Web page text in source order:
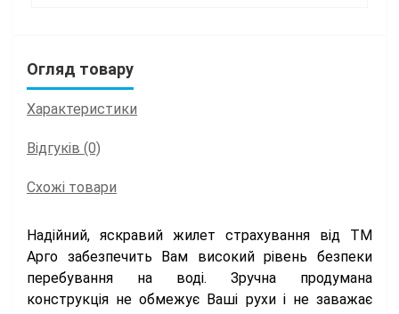
Огляд товару
Характеристики
Відгуків (0)
Схожі товари
Надійний, яскравий жилет страхування від ТМ
Арго забезпечить Вам високий рівень безпеки
перебування на воді. Зручна продумана
конструкція не обмежує Ваші рухи і не заважає